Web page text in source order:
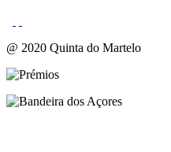
@ 2020 Quinta do Martelo